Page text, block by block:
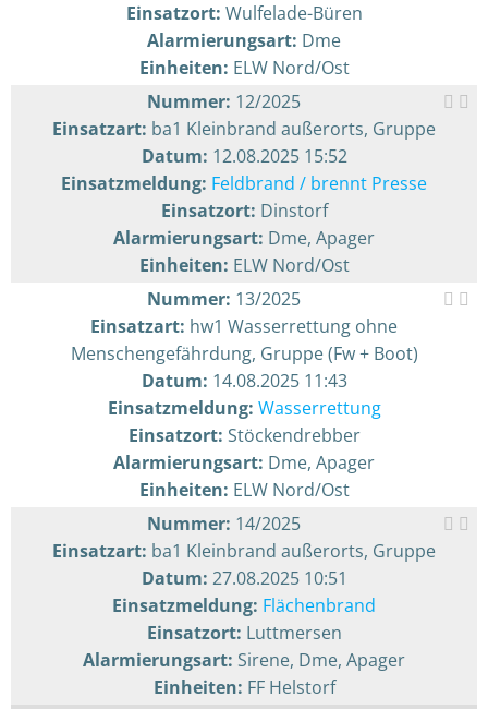
Einsatzort: Wulfelade-Büren
Alarmierungsart: Dme
Einheiten: ELW Nord/Ost
Nummer: 12/2025
Einsatzart: ba1 Kleinbrand außerorts, Gruppe
Datum: 12.08.2025 15:52
Einsatzmeldung: Feldbrand / brennt Presse
Einsatzort: Dinstorf
Alarmierungsart: Dme, Apager
Einheiten: ELW Nord/Ost
Nummer: 13/2025
Einsatzart: hw1 Wasserrettung ohne
Menschengefährdung, Gruppe (Fw + Boot)
Datum: 14.08.2025 11:43
Einsatzmeldung: Wasserrettung
Einsatzort: Stöckendrebber
Alarmierungsart: Dme, Apager
Einheiten: ELW Nord/Ost
Nummer: 14/2025
Einsatzart: ba1 Kleinbrand außerorts, Gruppe
Datum: 27.08.2025 10:51
Einsatzmeldung: Flächenbrand
Einsatzort: Luttmersen
Alarmierungsart: Sirene, Dme, Apager
Einheiten: FF Helstorf